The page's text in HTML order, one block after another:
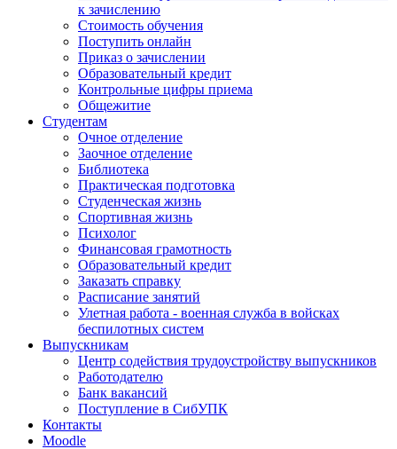
к зачислению
Стоимость обучения
Поступить онлайн
Приказ о зачислении
Образовательный кредит
Контрольные цифры приема
Общежитие
Студентам
Очное отделение
Заочное отделение
Библиотека
Практическая подготовка
Студенческая жизнь
Спортивная жизнь
Психолог
Финансовая грамотность
Образовательный кредит
Заказать справку
Расписание занятий
Улетная работа - военная служба в войсках
беспилотных систем
Выпускникам
Центр содействия трудоустройству выпускников
Работодателю
Банк вакансий
Поступление в СибУПК
Контакты
Moodle